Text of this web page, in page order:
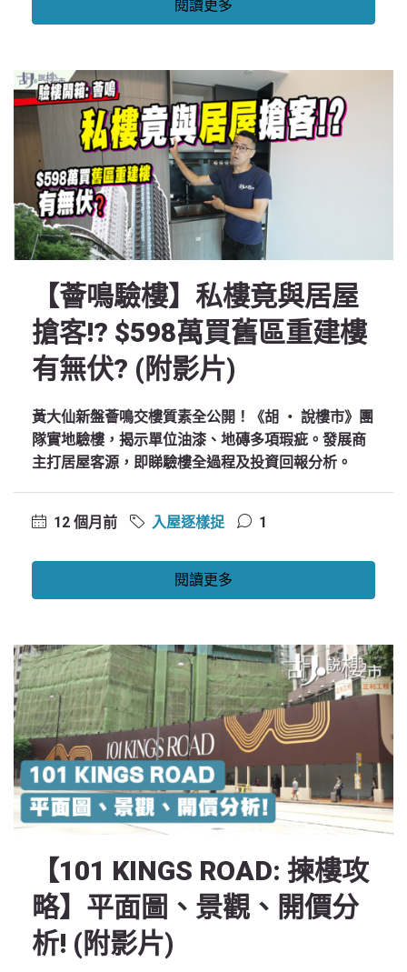
閱讀更多
【薈鳴驗樓】私樓竟與居屋
搶客!? $598萬買舊區重建樓
有無伏? (附影片)
黃大仙新盤薈鳴交樓質素全公開！《胡 ‧ 說樓市》團
隊實地驗樓，揭示單位油漆、地磚多項瑕疵。發展商
主打居屋客源，即睇驗樓全過程及投資回報分析。
12 個月前 入屋逐樣捉 1
閱讀更多
【101 KINGS ROAD: 揀樓攻
略】平面圖、景觀、開價分
析! (附影片)